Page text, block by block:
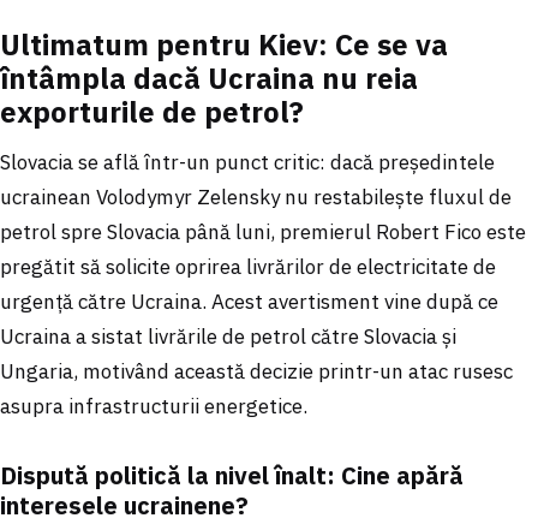
Ultimatum pentru Kiev: Ce se va
întâmpla dacă Ucraina nu reia
exporturile de petrol?
Slovacia se află într-un punct critic: dacă președintele
ucrainean Volodymyr Zelensky nu restabilește fluxul de
petrol spre Slovacia până luni, premierul Robert Fico este
pregătit să solicite oprirea livrărilor de electricitate de
urgență către Ucraina. Acest avertisment vine după ce
Ucraina a sistat livrările de petrol către Slovacia și
Ungaria, motivând această decizie printr-un atac rusesc
asupra infrastructurii energetice.
Dispută politică la nivel înalt: Cine apără
interesele ucrainene?